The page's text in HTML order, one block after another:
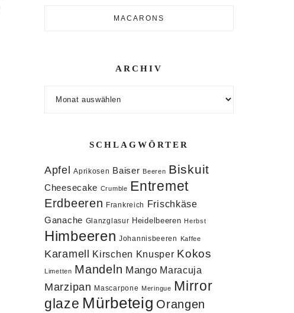
MACARONS
ARCHIV
SCHLAGWÖRTER
Apfel Aprikosen Baiser Beeren Biskuit
Cheesecake Crumble Entremet
Erdbeeren Frankreich Frischkäse
Ganache Glanzglasur Heidelbeeren Herbst
Himbeeren Johannisbeeren Kaffee
Karamell Kirschen Knusper Kokos
Limetten Mandeln Mango Maracuja
Marzipan Mascarpone Meringue Mirror
glaze Mürbeteig Orangen